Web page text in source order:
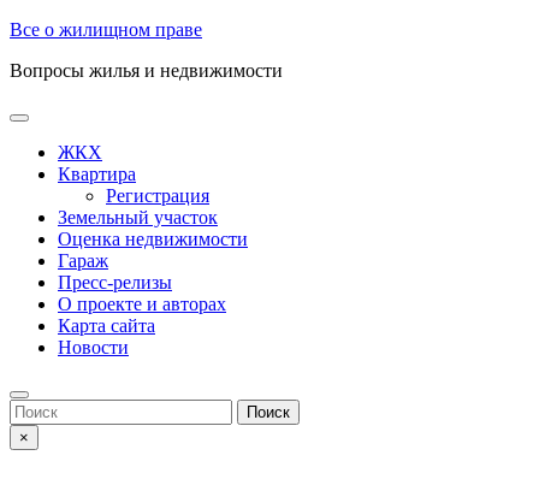
Skip
content
Все о жилищном праве
Вопросы жилья и недвижимости
Open
ButtonЖКХ
Квартира
Регистрация
Земельный участок
Оценка недвижимости
Гараж
Пресс-релизы
О проекте и авторах
Карта сайта
Новости
Close
Button
Search
for:
×